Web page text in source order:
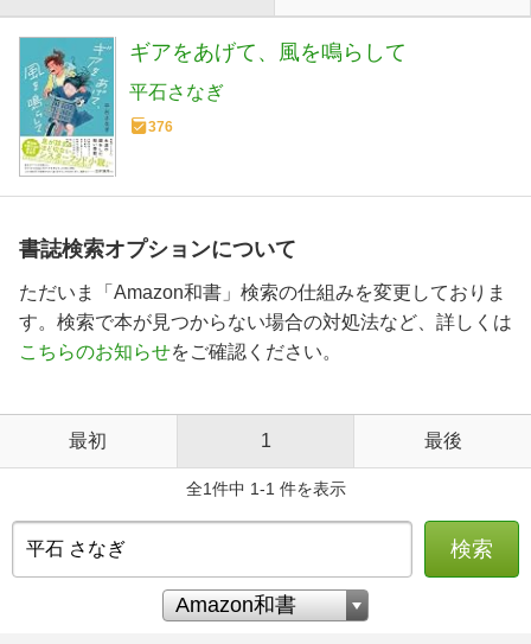
ギアをあげて、風を鳴らして
平石さなぎ
376
書誌検索オプションについて
ただいま「Amazon和書」検索の仕組みを変更しておりま
す。検索で本が見つからない場合の対処法など、詳しくは
こちらのお知らせをご確認ください。
最初 1 最後
全1件中 1-1 件を表示
検索